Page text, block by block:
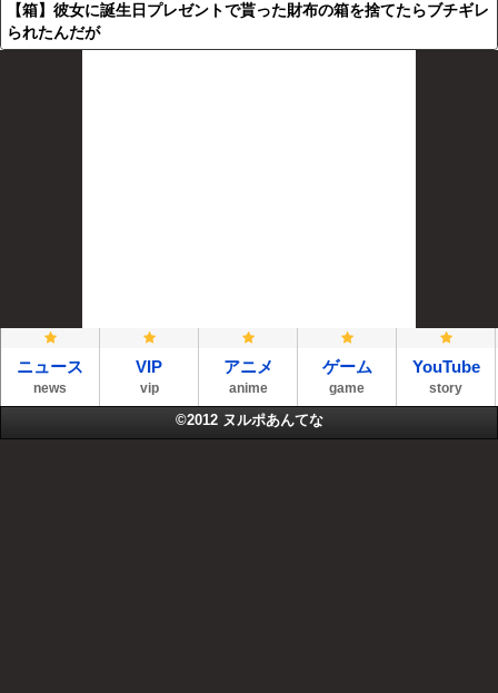
【箱】彼女に誕生日プレゼントで貰った財布の箱を捨てたらブチギレ
られたんだが
ニュース
news
VIP
vip
アニメ
anime
ゲーム
game
YouTube
story
©2012 ヌルポあんてな